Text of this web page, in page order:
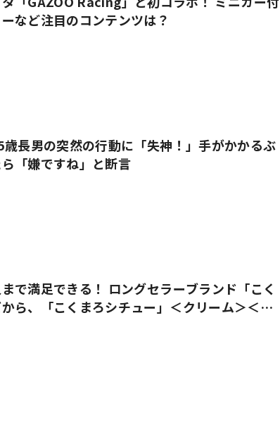
など注目のコンテンツは？
長男の突然の行動に「失神！」手がかかるぶ
「嫌ですね」と断言
で満足できる！ ロングセラーブランド「こく
ら、「こくまろシチュー」＜クリーム＞＜ビ